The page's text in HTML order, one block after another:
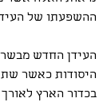
ההשפעתו של
העידן החדש
היסודות כאשר